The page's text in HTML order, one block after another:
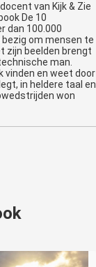
van Kijk & Zie
De 10
dan 100.000
om mensen te
zijn beelden brengt
man.
vinden en weet door
in heldere taal en
won